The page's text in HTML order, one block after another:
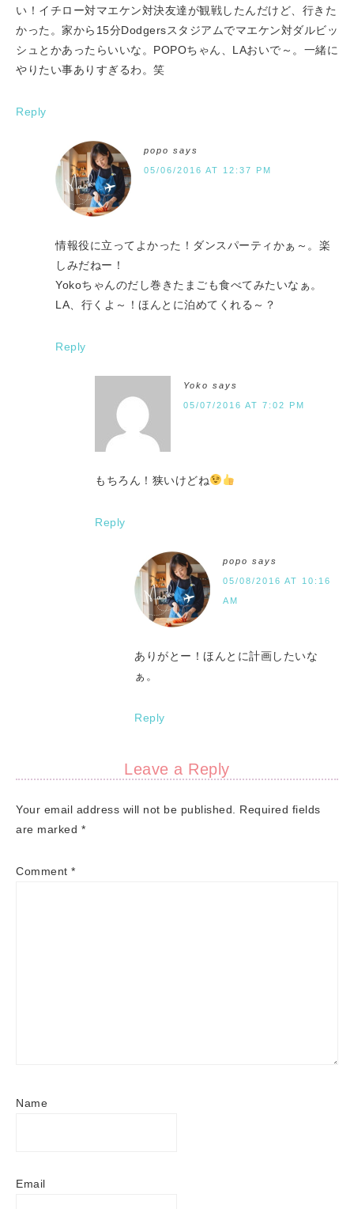
い！イチロー対マエケン対決友達が観戦したんだけど、行きた
かった。家から15分Dodgersスタジアムでマエケン対ダルビッ
シュとかあったらいいな。POPOちゃん、LAおいで～。一緒に
やりたい事ありすぎるわ。笑
Reply
popo says
05/06/2016 AT 12:37 PM
情報役に立ってよかった！ダンスパーティかぁ～。楽
しみだねー！
Yokoちゃんのだし巻きたまごも食べてみたいなぁ。
LA、行くよ～！ほんとに泊めてくれる～？
Reply
Yoko says
05/07/2016 AT 7:02 PM
もちろん！狭いけどね
Reply
popo says
05/08/2016 AT 10:16
AM
ありがとー！ほんとに計画したいな
ぁ。
Reply
Leave a Reply
Your email address will not be published.
Required fields
are marked *
Comment *
Name
Email